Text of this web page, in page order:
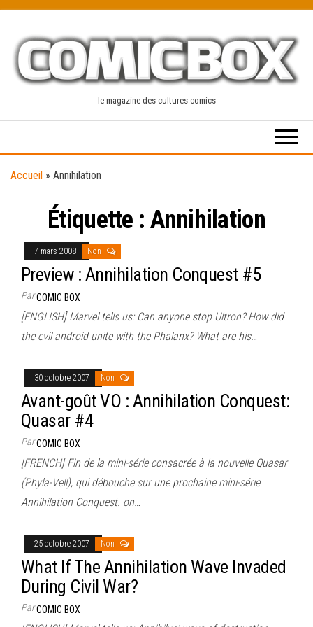
content
le magazine des cultures comics
Accueil » Annihilation
Étiquette : Annihilation
7 mars 2008 Non
Preview : Annihilation Conquest #5
ParCOMIC BOX
[ENGLISH] Marvel tells us: Can anyone stop Ultron? How did
the evil android unite with the Phalanx? What are his…
30 octobre 2007 Non
Avant-goût VO : Annihilation Conquest:
Quasar #4
ParCOMIC BOX
[FRENCH] Fin de la mini-série consacrée à la nouvelle Quasar
(Phyla-Vell), qui débouche sur une prochaine mini-série
Annihilation Conquest. on…
25 octobre 2007 Non
What If The Annihilation Wave Invaded
During Civil War?
ParCOMIC BOX